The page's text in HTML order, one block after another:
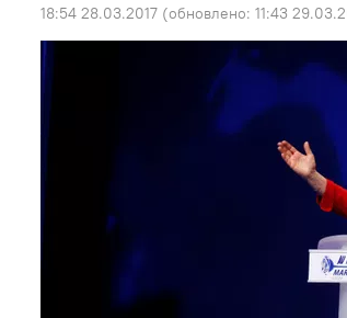
18:54 28.03.2017 (обновлено: 11:43